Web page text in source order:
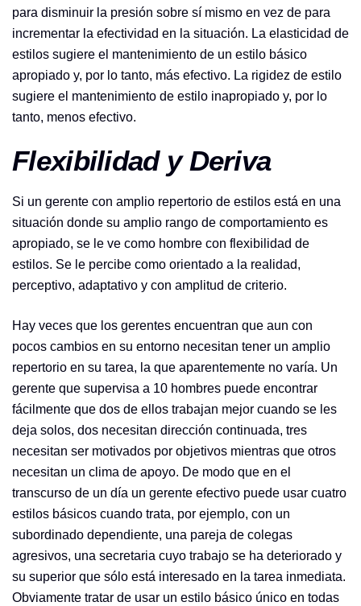
para disminuir la presión sobre sí mismo en vez de para
incrementar la efectividad en la situación. La elasticidad de
estilos sugiere el mantenimiento de un estilo básico
apropiado y, por lo tanto, más efectivo. La rigidez de estilo
sugiere el mantenimiento de estilo inapropiado y, por lo
tanto, menos efectivo.
Flexibilidad y Deriva
Si un gerente con amplio repertorio de estilos está en una
situación donde su amplio rango de comportamiento es
apropiado, se le ve como hombre con flexibilidad de
estilos. Se le percibe como orientado a la realidad,
perceptivo, adaptativo y con amplitud de criterio.
Hay veces que los gerentes encuentran que aun con
pocos cambios en su entorno necesitan tener un amplio
repertorio en su tarea, la que aparentemente no varía. Un
gerente que supervisa a 10 hombres puede encontrar
fácilmente que dos de ellos trabajan mejor cuando se les
deja solos, dos necesitan dirección continuada, tres
necesitan ser motivados por objetivos mientras que otros
necesitan un clima de apoyo. De modo que en el
transcurso de un día un gerente efectivo puede usar cuatro
estilos básicos cuando trata, por ejemplo, con un
subordinado dependiente, una pareja de colegas
agresivos, una secretaria cuyo trabajo se ha deteriorado y
su superior que sólo está interesado en la tarea inmediata.
Obviamente tratar de usar un estilo básico único en todas